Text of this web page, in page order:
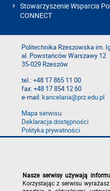
Stowarzyszenie Wsparcia
CONNECT
Politechnika Rzeszowska im.
al. Powstańców Warszawy 12
35-029 Rzeszów
tel.: +48 17 865 11 00
fax: +48 17 854 12 60
e-mail:kancelaria@prz.edu.pl
Mapa serwisu
Deklaracja dostępności
Polityka prywatności
Zgłoś błąd na stronie
Nasze serwisy używają
Korzystając z serwisu